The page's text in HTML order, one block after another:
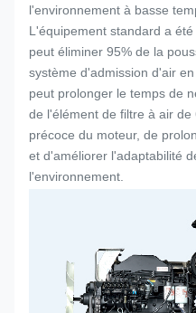
l'environnement à basse
L'équipement standard a
peut éliminer 95% de la
système d'admission d'air
peut prolonger le temps de
de l'élément de filtre à air
précoce du moteur, de
et d'améliorer l'adaptabilité
l'environnement.